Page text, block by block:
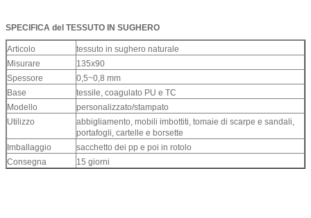
SPECIFICA del TESSUTO IN SUGHERO
Articolo
tessuto in sughero naturale
Misurare
135x90
Spessore
0,5~0,8 mm
Base
tessile, coagulato PU e TC
Modello
personalizzato/stampato
Utilizzo
abbigliamento, mobili imbottiti, tomaie di scarpe e sandali,
portafogli, cartelle e borsette
Imballaggio
sacchetto dei pp e poi in rotolo
Consegna
15 giorni